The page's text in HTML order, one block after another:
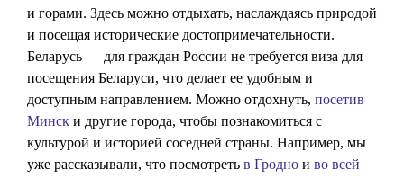
и горами. Здесь можно отдыхать, наслаждаясь природой
и посещая исторические достопримечательности.
Беларусь — для граждан России не требуется виза для
посещения Беларуси, что делает ее удобным и
доступным направлением. Можно отдохнуть, посетив
Минск и другие города, чтобы познакомиться с
культурой и историей соседней страны. Например, мы
уже рассказывали, что посмотреть в Гродно и во всей